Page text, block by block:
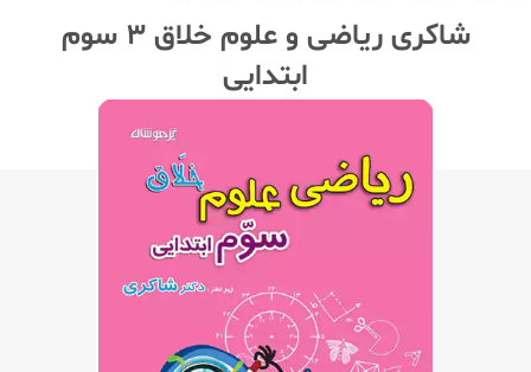
شاکری ریاضی و علوم خلاق 3 سوم
ابتدایی